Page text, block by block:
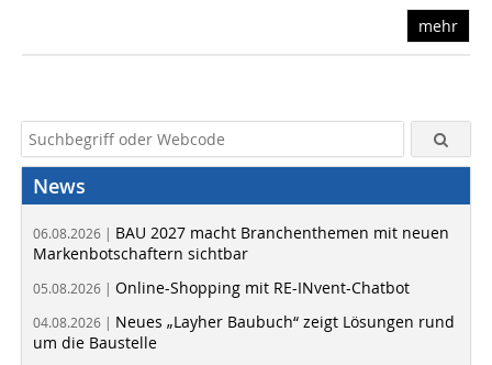
mehr
News
06.08.2026 | BAU 2027 macht Branchenthemen mit neuen
Markenbotschaftern sichtbar
05.08.2026 | Online-Shopping mit RE-INvent-Chatbot
04.08.2026 | Neues „Layher Baubuch“ zeigt Lösungen rund
um die Baustelle